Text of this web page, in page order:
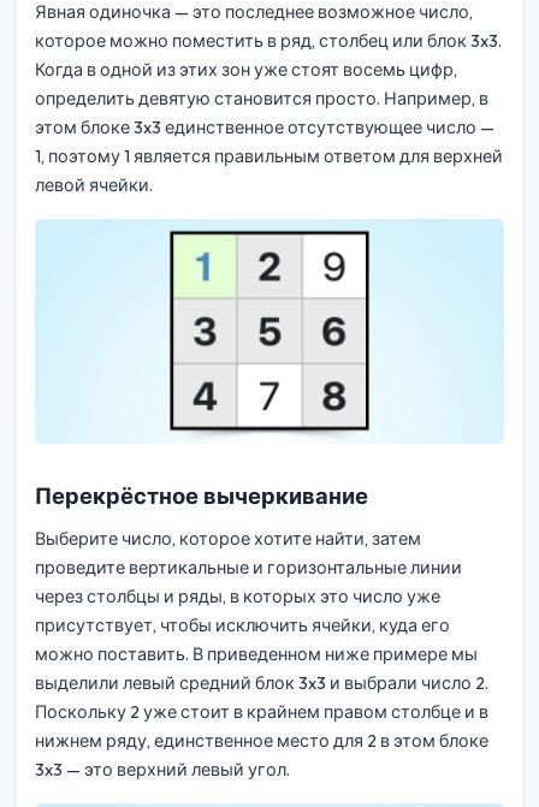
Явная одиночка — это последнее возможное число,
которое можно поместить в ряд, столбец или блок 3x3.
Когда в одной из этих зон уже стоят восемь цифр,
определить девятую становится просто. Например, в
этом блоке 3x3 единственное отсутствующее число —
1, поэтому 1 является правильным ответом для верхней
левой ячейки.
Перекрёстное вычеркивание
Выберите число, которое хотите найти, затем
проведите вертикальные и горизонтальные линии
через столбцы и ряды, в которых это число уже
присутствует, чтобы исключить ячейки, куда его
можно поставить. В приведенном ниже примере мы
выделили левый средний блок 3x3 и выбрали число 2.
Поскольку 2 уже стоит в крайнем правом столбце и в
нижнем ряду, единственное место для 2 в этом блоке
3x3 — это верхний левый угол.